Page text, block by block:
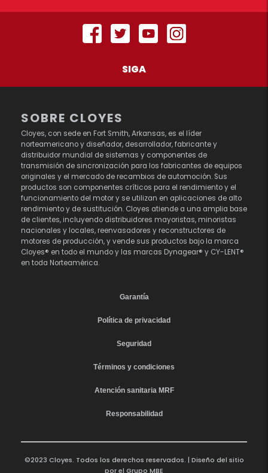
SIGA
SOBRE CLOYES
Cloyes, con sede en Fort Smith, Arkansas, es el líder
norteamericano y diseñador, desarrollador, fabricante y
distribuidor mundial de sistemas y componentes de
transmisión de sincronización para los fabricantes de equipos
originales y el mercado de recambios de automoción. Sus
productos son componentes críticos para el rendimiento y el
funcionamiento del motor y se utilizan en aplicaciones de alto
rendimiento y de sustitución. Cloyes atiende a una amplia base
de clientes, incluyendo distribuidores mayoristas, minoristas
nacionales y locales, reenvasadores y reconstructores de
motores de producción, y vende sus productos bajo la marca
Cloyes® en todo el mundo y las marcas Dynagear® y CY-LENT®
en toda Norteamérica.
Garantía
Política de privacidad
Seguridad
Términos y condiciones
Atención sanitaria MRF
Responsabilidad
©2023 Cloyes. Todos los derechos reservados. | Diseño del sitio
por el Grupo MBE